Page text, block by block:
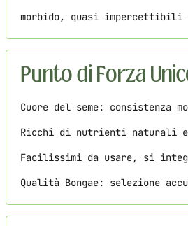
morbido, quasi impercettibili
Punto di Forza
Cuore del seme: consistenza
Ricchi di nutrienti naturali
Facilissimi da usare, si
Qualità Bongae: selezione